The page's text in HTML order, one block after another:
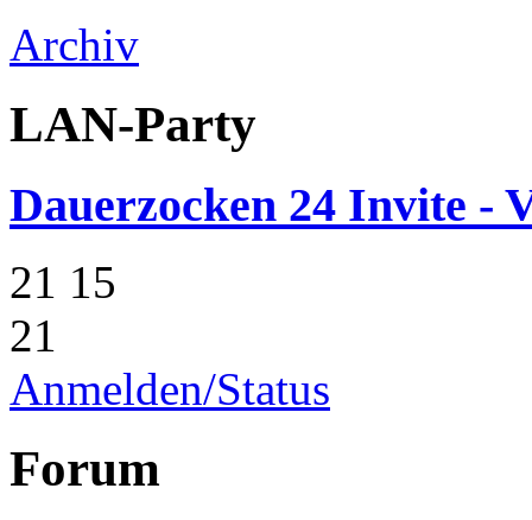
Archiv
LAN-Party
Dauerzocken 24 Invite -
21 15
21
Anmelden/Status
Forum